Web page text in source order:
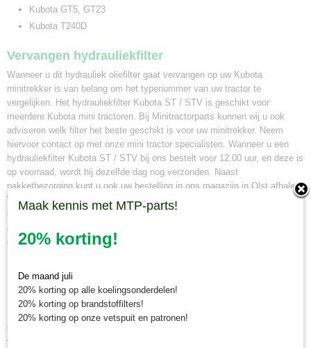
Kubota GT5, GT23
Kubota T240D
Vervangen hydrauliekfilter
Wanneer u dit hydrauliek oliefilter gaat vervangen op uw Kubota
minitrekker is van belang om het typenummer van uw tractor te
vergelijken. Het hydrauliekfilter Kubota ST / STV is geschikt voor
meerdere Kubota mini tractoren. Bij Minitractorparts kunnen wij u ook
adviseren welk filter het beste geschikt is voor uw minitrekker. Neem
hiervoor contact op met onze mini tractor specialisten. Wanneer u een
hydrauliekfilter Kubota ST / STV bij ons bestelt voor 12.00 uur, en deze is
op voorraad, wordt hij dezelfde dag nog verzonden. Naast
pakketbezorging kunt u ook uw bestelling in ons magazijn in Olst afhalen.
Wij zijn van maandag tot en met vrijdag geopend voor afhalen van
minitractor onderdelen van 8.30 tot 16.30 uur. Maakt u hiervoor eerst een
afspraak via whatsapp 0630381824 of per e-mail info@minitractorparts.nl,
dan zijn wij u graag van dienst.
Minitractorparts.nl, uw leverancier voor
minitrekker onderdelen!
Minitractorparts heeft een groot assortiment onderdelen op het gebied van
verkopen deze onderdelen met als specialisme de Japanse
Maak kennis met MTP-parts!
20% korting!
De maand juli
20% korting op alle koelingsonderdelen!
20% korting op brandstoffilters!
20% korting op onze vetspuit en patronen!